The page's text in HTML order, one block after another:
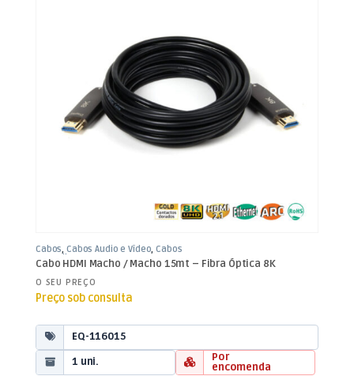
Cabos ,Cabos Áudio e Vídeo ,Cabos
HDMI Fibra
Cabo HDMI Macho / Macho 15mt – Fibra Óptica 8K
O SEU PREÇO
Preço sob consulta
EQ-116015
1 uni.
Por
encomenda